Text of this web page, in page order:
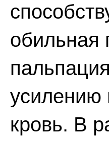
обильная
усилению
кровь. В